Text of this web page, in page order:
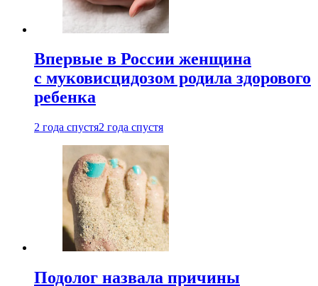
Впервые в России женщина
с муковисцидозом родила здорового
ребенка
2 года спустя2 года спустя
Подолог назвала причины